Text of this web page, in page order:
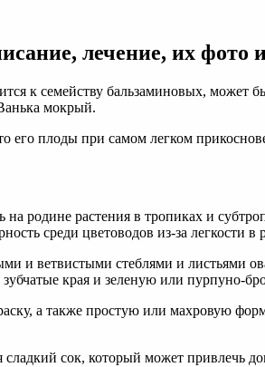
лечение, их фото
к семейству бальзаминовых,
мокрый.
его плоды при самом легком
на родине растения в тропиках и
среди цветоводов из-за легкости
и ветвистыми стеблями и листьями
края и зеленую или пурпуно-
а также простую или махровую
сладкий сок, который может привлечь